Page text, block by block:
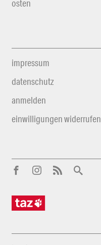
osten
impressum
datenschutz
anmelden
einwilligungen widerrufen